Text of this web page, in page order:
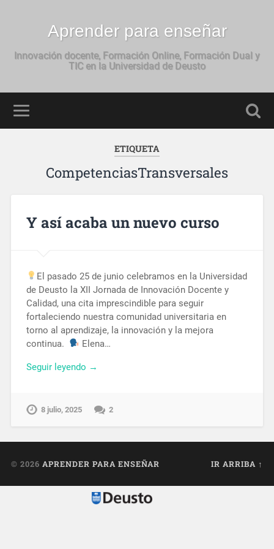
Aprender para enseñar
Innovación docente, Formación Online, Formación Dual y
TIC en la Universidad de Deusto
ETIQUETA
CompetenciasTransversales
Y así acaba un nuevo curso
El pasado 25 de junio celebramos en la Universidad
de Deusto la XII Jornada de Innovación Docente y
Calidad, una cita imprescindible para seguir
fortaleciendo nuestra comunidad universitaria en
torno al aprendizaje, la innovación y la mejora
continua.
Elena…
Seguir leyendo →
8 julio, 2025 2
© 2026 APRENDER PARA ENSEÑAR IR ARRIBA ↑